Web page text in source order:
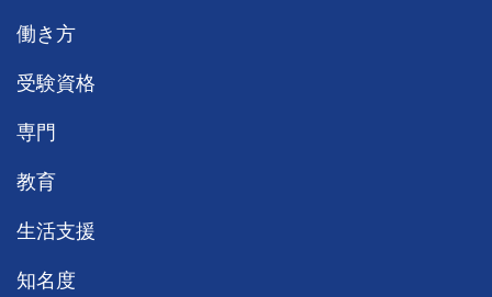
働き方
受験資格
専門
教育
生活支援
知名度